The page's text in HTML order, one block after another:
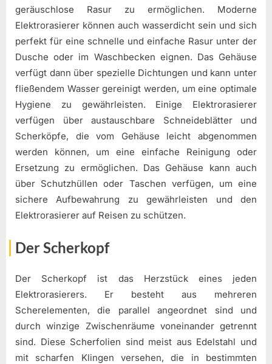
geräuschlose Rasur zu ermöglichen. Moderne
Elektrorasierer können auch wasserdicht sein und sich
perfekt für eine schnelle und einfache Rasur unter der
Dusche oder im Waschbecken eignen. Das Gehäuse
verfügt dann über spezielle Dichtungen und kann unter
fließendem Wasser gereinigt werden, um eine optimale
Hygiene zu gewährleisten. Einige Elektrorasierer
verfügen über austauschbare Schneideblätter und
Scherköpfe, die vom Gehäuse leicht abgenommen
werden können, um eine einfache Reinigung oder
Ersetzung zu ermöglichen. Das Gehäuse kann auch
über Schutzhüllen oder Taschen verfügen, um eine
sichere Aufbewahrung zu gewährleisten und den
Elektrorasierer auf Reisen zu schützen.
Der Scherkopf
Der Scherkopf ist das Herzstück eines jeden
Elektrorasierers. Er besteht aus mehreren
Scherelementen, die parallel angeordnet sind und
durch winzige Zwischenräume voneinander getrennt
sind. Diese Scherfolien sind meist aus Edelstahl und
mit scharfen Klingen versehen, die in bestimmten